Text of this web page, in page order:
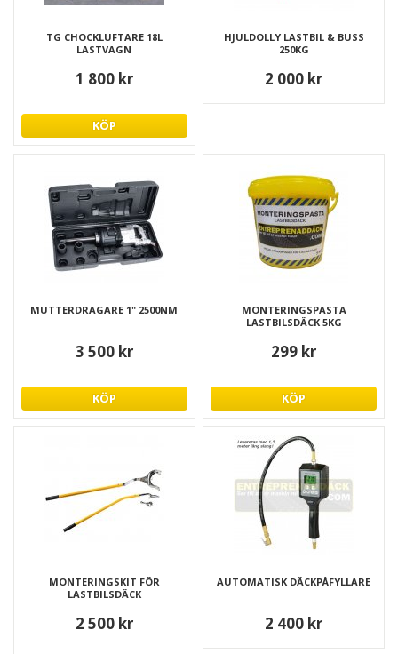
TG CHOCKLUFTARE 18L
LASTVAGN
1 800 kr
KÖP
HJULDOLLY LASTBIL & BUSS
250KG
2 000 kr
MUTTERDRAGARE 1" 2500NM
3 500 kr
KÖP
MONTERINGSPASTA
LASTBILSDÄCK 5KG
299 kr
KÖP
MONTERINGSKIT FÖR
LASTBILSDÄCK
2 500 kr
AUTOMATISK DÄCKPÅFYLLARE
2 400 kr